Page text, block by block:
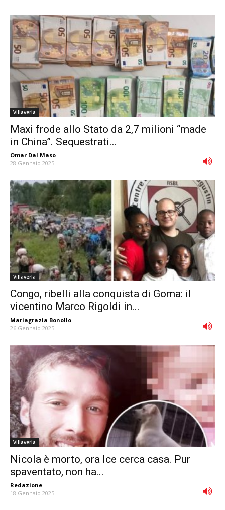
Villaverla
Maxi frode allo Stato da 2,7 milioni “made
in China”. Sequestrati...
Omar Dal Maso -
28 Gennaio 2025
Villaverla
Congo, ribelli alla conquista di Goma: il
vicentino Marco Rigoldi in...
Mariagrazia Bonollo -
26 Gennaio 2025
Villaverla
Nicola è morto, ora Ice cerca casa. Pur
spaventato, non ha...
Redazione -
18 Gennaio 2025